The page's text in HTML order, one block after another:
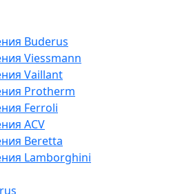
Buderus
Viessmann
Vaillant
Protherm
Ferroli
ACV
Beretta
Lamborghini